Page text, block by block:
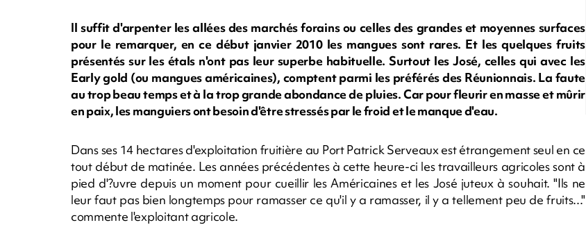
Il suffit d'arpenter les allées des marchés forains ou celles des grandes et moyennes surfaces
pour le remarquer, en ce début janvier 2010 les mangues sont rares. Et les quelques fruits
présentés sur les étals n'ont pas leur superbe habituelle. Surtout les José, celles qui avec les
Early gold (ou mangues américaines), comptent parmi les préférés des Réunionnais. La faute
au trop beau temps et à la trop grande abondance de pluies. Car pour fleurir en masse et mûrir
en paix, les manguiers ont besoin d'être stressés par le froid et le manque d'eau.
Dans ses 14 hectares d'exploitation fruitière au Port Patrick Serveaux est étrangement seul en ce
tout début de matinée. Les années précédentes à cette heure-ci les travailleurs agricoles sont à
pied d'?uvre depuis un moment pour cueillir les Américaines et les José juteux à souhait. "Ils ne
leur faut pas bien longtemps pour ramasser ce qu'il y a ramasser, il y a tellement peu de fruits..."
commente l'exploitant agricole.